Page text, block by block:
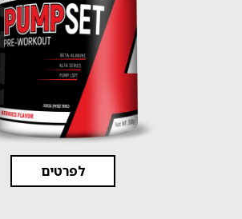
לפרטים